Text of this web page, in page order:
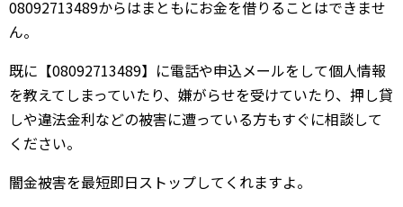
08092713489からはまともにお金を借りることはできませ
ん。
既に【08092713489】に電話や申込メールをして個人情報
を教えてしまっていたり、嫌がらせを受けていたり、押し貸
しや違法金利などの被害に遭っている方もすぐに相談して
ください。
闇金被害を最短即日ストップしてくれますよ。